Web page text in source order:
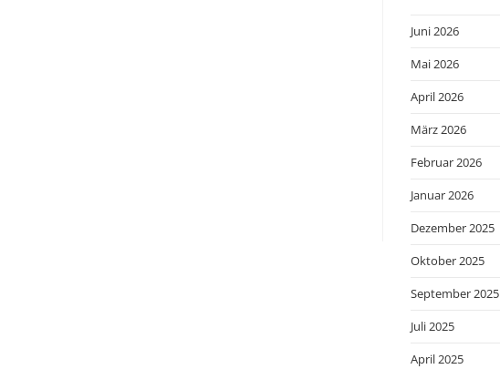
Juni 2026
Mai 2026
April 2026
März 2026
Februar 2026
Januar 2026
Dezember 2025
Oktober 2025
September 2025
Juli 2025
April 2025